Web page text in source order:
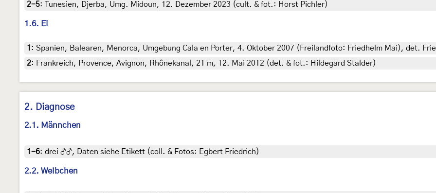
2-5: Tunesien, Djerba, Umg. Midoun, 12. Dezember 2023 (cult. & fot.: Horst Pichler)
1.6. Ei
1 : Spanien, Balearen, Menorca, Umgebung Cala en Porter, 4. Oktober 2007 (Freilandfoto: Friedhelm Mai), det.
2: Frankreich, Provence, Avignon, Rhônekanal, 21 m, 12. Mai 2012 (det. & fot.: Hildegard Stalder)
2. Diagnose
2.1. Männchen
1-6: drei ♂♂, Daten siehe Etikett (coll. & Fotos: Egbert Friedrich)
2.2. Weibchen